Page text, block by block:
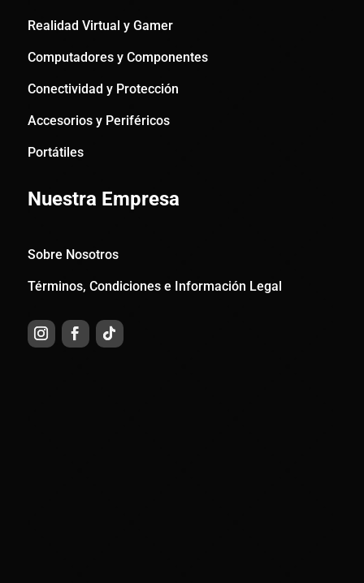
Realidad Virtual y Gamer
Computadores y Componentes
Conectividad y Protección
Accesorios y Periféricos
Portátiles
Nuestra Empresa
Sobre Nosotros
Términos, Condiciones e Información Legal